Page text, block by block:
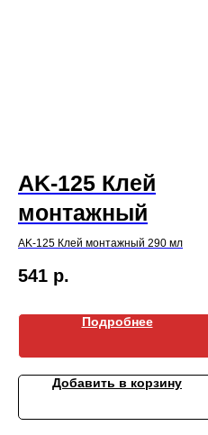
AK-125 Клей
монтажный
AK-125 Клей монтажный 290 мл
541 р.
Подробнее
Добавить в корзину